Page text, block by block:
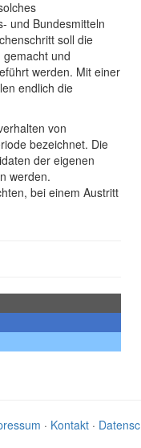
und Bundesmitteln
soll die
gemacht und
werden. Mit einer
endlich die
von
bezeichnet. Die
der eigenen
werden.
bei einem Austritt
· Kontakt·